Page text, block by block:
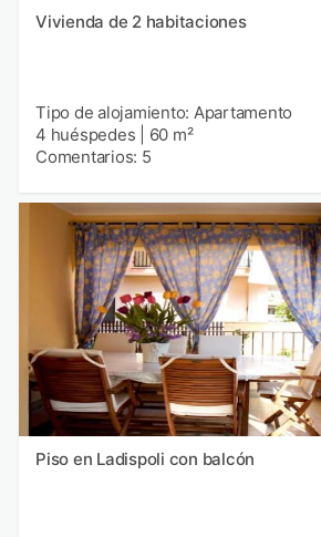
Vivienda de 2 habitaciones
Tipo de alojamiento: Apartamento
4 huéspedes
60 m²
Comentarios: 5
Piso en Ladispoli con balcón